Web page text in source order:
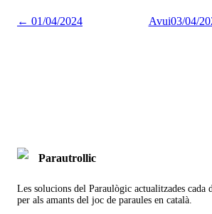
← 01/04/2024 Avui03/04/
Parautrollic
Les solucions del Paraulògic actualitzades
per als amants del joc de paraules en català.